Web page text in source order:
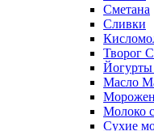
Сметана
Сливки
Творог
Йогурты
Масло
Молоко
Сухие